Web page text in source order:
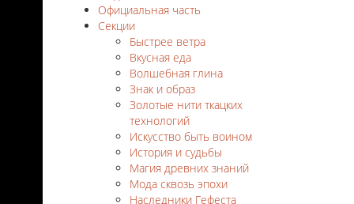
Официальная часть
Секции
Быстрее ветра
Вкусная еда
Волшебная глина
Знак и образ
Золотые нити ткацких
технологий
Искусство быть воином
История и судьбы
Магия древних знаний
Мода сквозь эпохи
Наследники Гефеста